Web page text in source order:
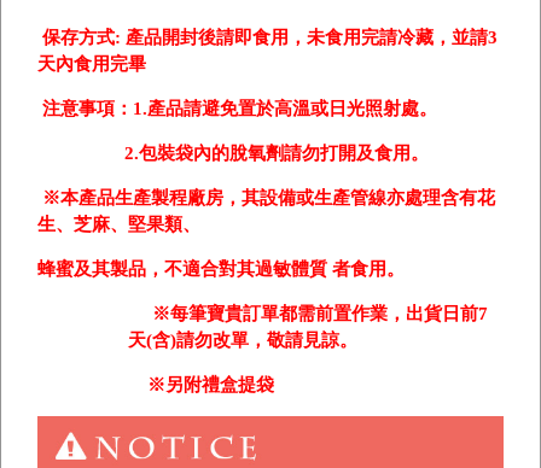
保存方式: 產品開封後請即食用，未食用完請冷藏，並請3
天內食用完畢
注意事項：1.產品請避免置於高溫或日光照射處。
2.包裝袋內的脫氧劑請勿打開及食用。
※本產品生產製程廠房，其設備或生產管線亦處理含有花
生、芝麻、堅果類、
蜂蜜及其製品，不適合對其過敏體質 者食用。
※每筆寶貴訂單都需前置作業，出貨日前7
天(含)請勿改單，敬請見諒。
※另附禮盒提袋